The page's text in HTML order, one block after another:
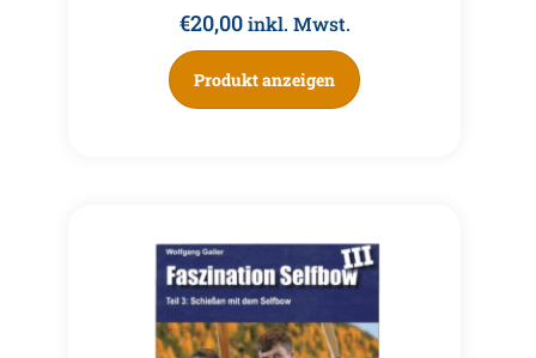
€20,00 inkl. Mwst.
Produkt anzeigen